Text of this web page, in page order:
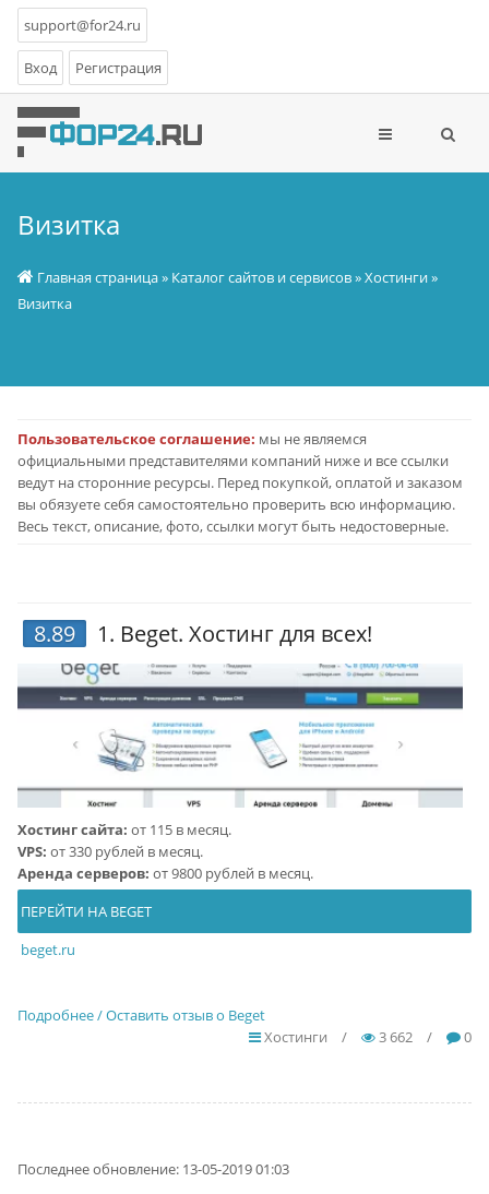
support@for24.ru
Вход Регистрация
Визитка
Главная страница» Каталог сайтов и сервисов»Хостинги»
Визитка
Пользовательское соглашение: мы не являемся
официальными представителями компаний ниже и все ссылки
ведут на сторонние ресурсы. Перед покупкой, оплатой и заказом
вы обязуете себя самостоятельно проверить всю информацию.
Весь текст, описание, фото, ссылки могут быть недостоверные.
8.89 1. Beget. Хостинг для всех!
Хостинг сайта: от 115 в месяц.
VPS: от 330 рублей в месяц.
Аренда серверов: от 9800 рублей в месяц.
ПЕРЕЙТИ НА BEGET
beget.ru
Подробнее / Оставить отзыв о Beget
Хостинги
/ 3 662 / 0
Последнее обновление: 13-05-2019 01:03